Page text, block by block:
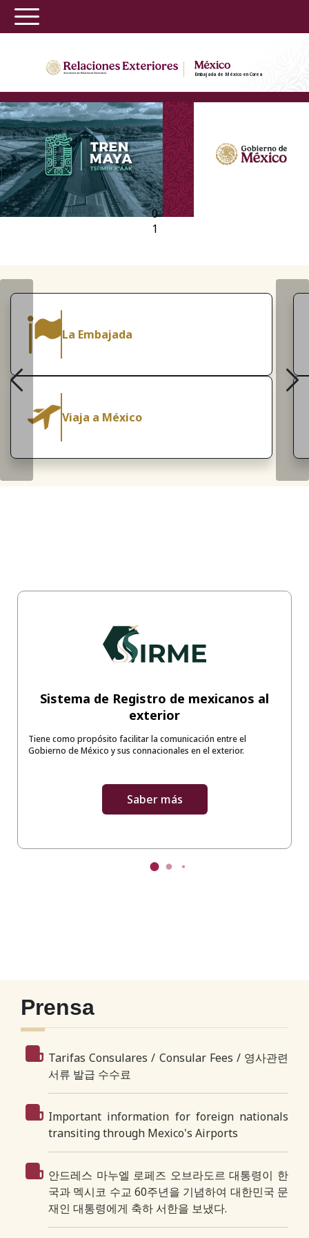
Embajada de México en Corea
La Embajada
Viaja a México
Prensa
Tarifas Consulares / Consular Fees / 영사관련
서류 발급 수수료
Important information for foreign nationals
transiting through Mexico's Airports
안드레스 마누엘 로페즈 오브라도르 대통령이 한
국과 멕시코 수교 60주년을 기념하여 대한민국 문
재인 대통령에게 축하 서한을 보냈다.